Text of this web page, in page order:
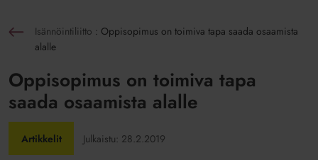
Isännöintiliitto : Oppisopimus on toimiva tapa saada osaamista
alalle
Oppisopimus on toimiva tapa
saada osaamista alalle
Artikkelit Julkaistu: 28.2.2019